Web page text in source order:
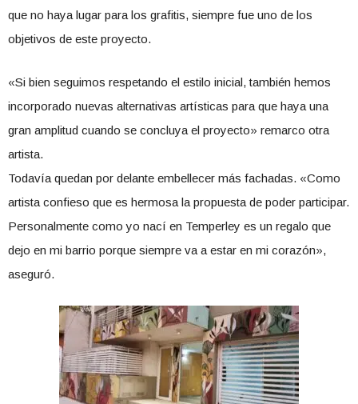
que no haya lugar para los grafitis, siempre fue uno de los
objetivos de este proyecto.
«Si bien seguimos respetando el estilo inicial, también hemos
incorporado nuevas alternativas artísticas para que haya una
gran amplitud cuando se concluya el proyecto» remarco otra
artista.
Todavía quedan por delante embellecer más fachadas. «Como
artista confieso que es hermosa la propuesta de poder participar.
Personalmente como yo nací en Temperley es un regalo que
dejo en mi barrio porque siempre va a estar en mi corazón»,
aseguró.